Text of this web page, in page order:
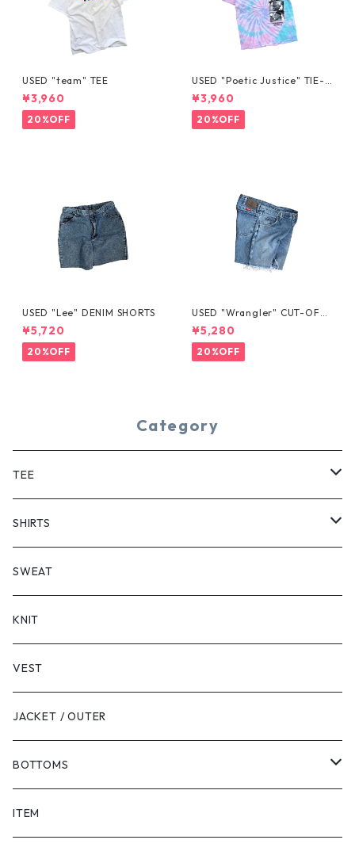
USED "team" TEE
¥3,960
20%OFF
USED "Poetic Justice" TIE-D
YE TEE
¥3,960
20%OFF
USED "Lee" DENIM SHORTS
¥5,720
20%OFF
USED "Wrangler" CUT-OFF
DENIM SHORTS
¥5,280
20%OFF
Category
TEE
SHORT SLEEVE
LONG SLEEVE
SHIRTS
SHORT SLEEVE
LONG SLEEVE
SWEAT
KNIT
VEST
JACKET / OUTER
BOTTOMS
SHORTS
ITEM